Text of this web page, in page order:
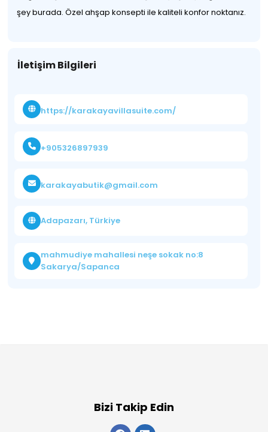
şey burada. Özel ahşap konsepti ile kaliteli konfor noktanız.
İletişim Bilgileri
https://karakayavillasuite.com/
+905326897939
karakayabutik@gmail.com
Adapazarı, Türkiye
mahmudiye mahallesi neşe sokak no:8
Sakarya/Sapanca
Bizi Takip Edin